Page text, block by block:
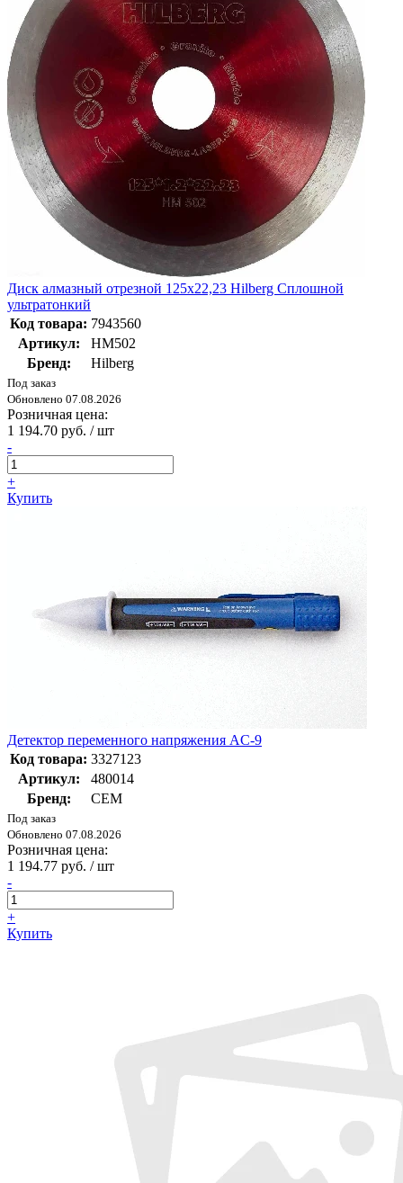
Диск алмазный отрезной 125х22,23 Hilberg Сплошной
ультратонкий
Код товара: 7943560
Артикул:
HM502
Бренд:
Hilberg
Под заказ
Обновлено 07.08.2026
Розничная цена:
1 194.70 руб. / шт
-
+
Купить
Детектор переменного напряжения AC-9
Код товара: 3327123
Артикул:
480014
Бренд:
CEM
Под заказ
Обновлено 07.08.2026
Розничная цена:
1 194.77 руб. / шт
-
+
Купить